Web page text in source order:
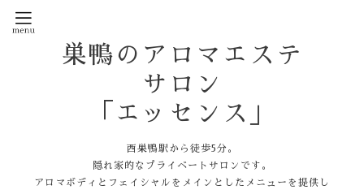
巣鴨のアロマエステ
サロン
「エッセンス」
西巣鴨駅から徒歩5分。
隠れ家的なプライベートサロンです。
アロマボディとフェイシャルをメインとしたメニューを提供し